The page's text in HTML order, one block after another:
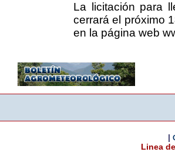
La licitación para
cerrará el próximo
en la página web
|
Linea